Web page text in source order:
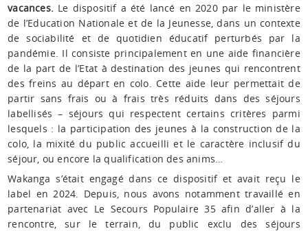
vacances. Le dispositif a été lancé en 2020 par le ministère
de l’Education Nationale et de la Jeunesse, dans un contexte
de sociabilité et de quotidien éducatif perturbés par la
pandémie. Il consiste principalement en une aide financière
de la part de l’Etat à destination des jeunes qui rencontrent
des freins au départ en colo. Cette aide leur permettait de
partir sans frais ou à frais très réduits dans des séjours
labellisés – séjours qui respectent certains critères parmi
lesquels : la participation des jeunes à la construction de la
colo, la mixité du public accueilli et le caractère inclusif du
séjour, ou encore la qualification des anims…
Wakanga s’était engagé dans ce dispositif et avait reçu le
label en 2024. Depuis, nous avons notamment travaillé en
partenariat avec Le Secours Populaire 35 afin d’aller à la
rencontre, sur le terrain, du public exclu des séjours